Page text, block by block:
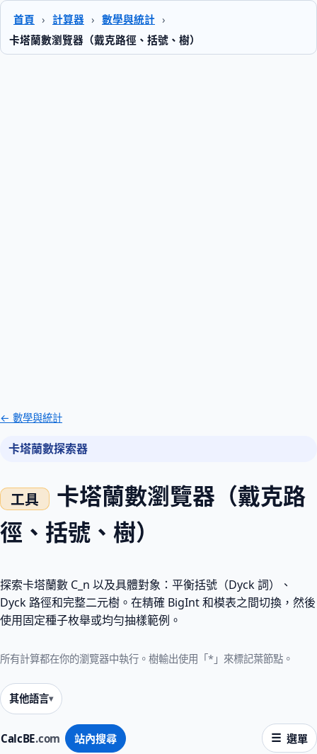
首頁 › 計算器 › 數學與統計 ›
卡塔蘭數瀏覽器（戴克路徑、括號、樹）
CalcBE.com 站內搜尋 選單
← 數學與統計
卡塔蘭數探索器
卡塔蘭數瀏覽器（戴克路
徑、括號、樹）
探索卡塔蘭數 C_n 以及具體對象：平衡括號（Dyck 詞）、
Dyck 路徑和完整二元樹。在精確 BigInt 和模表之間切換，然後
使用固定種子枚舉或均勻抽樣範例。
所有計算都在你的瀏覽器中執行。樹輸出使用「*」來標記葉節點。
其他語言